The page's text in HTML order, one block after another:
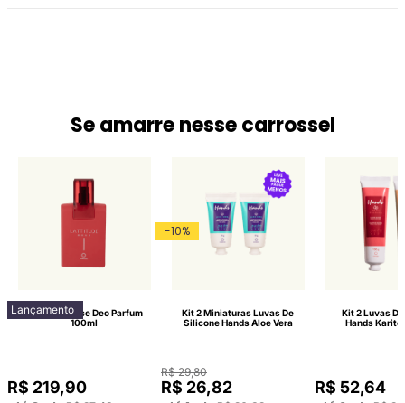
Se amarre nesse carrossel
Lançamento
Lattitude Race Deo Parfum
100ml
R$ 219,90
-10%
Kit 2 Miniaturas Luvas De
Silicone Hands Aloe Vera
R$ 29,80
R$ 26,82
Kit 2 Luvas
Hands Karité
R$ 52,64